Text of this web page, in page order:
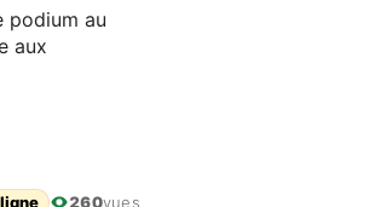
podium au
aux
260vues